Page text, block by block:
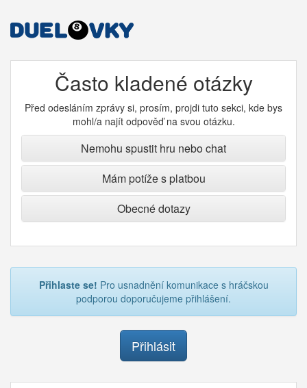
Často kladené otázky
Před odesláním zprávy si, prosím, projdi tuto sekci, kde bys
mohl/a najít odpověď na svou otázku.
Nemohu spustit hru nebo chat
Mám potíže s platbou
Obecné dotazy
Přihlaste se! Pro usnadnění komunikace s hráčskou
podporou doporučujeme přihlášení.
Přihlásit